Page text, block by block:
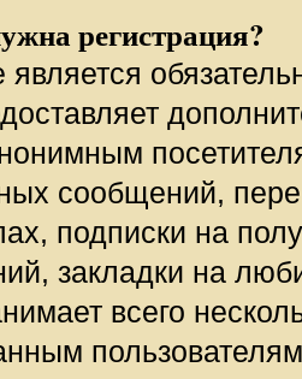
регистрация?
является
сообщений,
подписки на
закладки на
всего